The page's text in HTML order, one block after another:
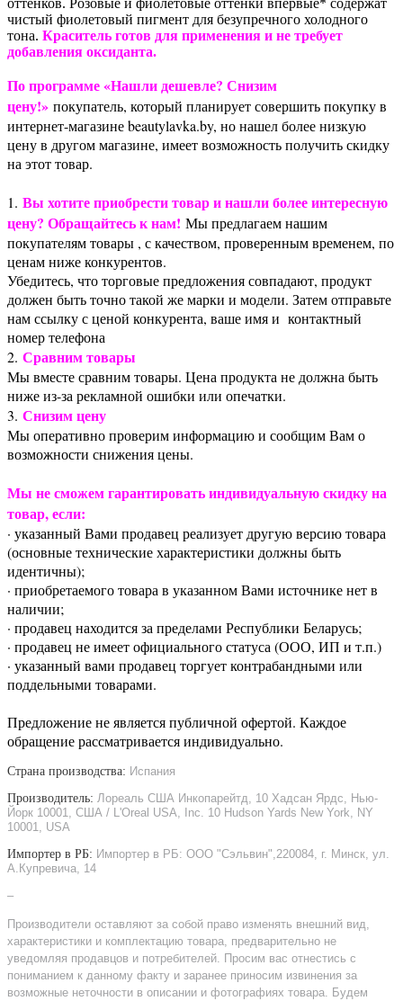
оттенков. Розовые и фиолетовые оттенки впервые* содержат
чистый фиолетовый пигмент для безупречного холодного
тона. Краситель готов для применения и не требует
добавления оксиданта.
По программе «Нашли дешевле? Снизим
цену!» покупатель, который планирует совершить покупку в
интернет-магазине beautylavka.by, но нашел более низкую
цену в другом магазине, имеет возможность получить скидку
на этот товар.
1. Вы хотите приобрести товар и нашли более интересную
цену? Обращайтесь к нам! Мы предлагаем нашим
покупателям товары , с качеством, проверенным временем, по
ценам ниже конкурентов.
Убедитесь, что торговые предложения совпадают, продукт
должен быть точно такой же марки и модели. Затем отправьте
нам ссылку с ценой конкурента, ваше имя и контактный
номер телефона
2. Сравним товары
Мы вместе сравним товары. Цена продукта не должна быть
ниже из-за рекламной ошибки или опечатки.
3. Снизим цену
Мы оперативно проверим информацию и сообщим Вам о
возможности снижения цены.
Мы не сможем гарантировать индивидуальную скидку на
товар, если:
· указанный Вами продавец реализует другую версию товара
(основные технические характеристики должны быть
идентичны);
· приобретаемого товара в указанном Вами источнике нет в
наличии;
· продавец находится за пределами Республики Беларусь;
· продавец не имеет официального статуса (ООО, ИП и т.п.)
· указанный вами продавец торгует контрабандными или
поддельными товарами.
Предложение не является публичной офертой. Каждое
обращение рассматривается индивидуально.
Страна производства: Испания
Производитель: Лореаль США Инкопарейтд, 10 Хадсан Ярдс, Нью-
Йорк 10001, США / L'Oreal USA, Inc. 10 Hudson Yards New York, NY
10001, USA
Импортер в РБ: Импортер в РБ: ООО "Сэльвин",220084, г. Минск, ул.
А.Купревича, 14
–
Производители оставляют за собой право изменять внешний вид,
характеристики и комплектацию товара, предварительно не
уведомляя продавцов и потребителей. Просим вас отнестись с
пониманием к данному факту и заранее приносим извинения за
возможные неточности в описании и фотографиях товара. Будем